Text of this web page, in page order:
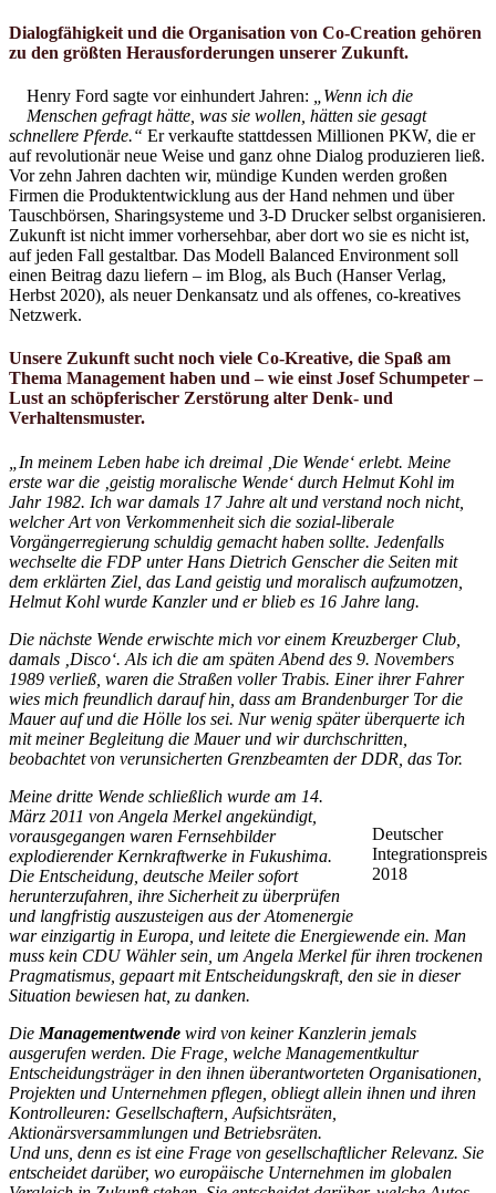
Dialogfähigkeit und die Organisation von Co-Creation gehören
zu den größten Herausforderungen unserer Zukunft.
Henry Ford sagte vor einhundert Jahren:
„Wenn ich die
Menschen gefragt hätte, was sie wollen, hätten sie gesagt
schnellere Pferde.“ Er verkaufte stattdessen Millionen PKW, die er
auf revolutionär neue Weise und ganz ohne Dialog produzieren ließ.
Vor zehn Jahren dachten wir, mündige Kunden werden großen
Firmen die Produktentwicklung aus der Hand nehmen und über
Tauschbörsen, Sharingsysteme und 3-D Drucker selbst organisieren.
Zukunft ist nicht immer vorhersehbar, aber dort wo sie es nicht ist,
auf jeden Fall gestaltbar. Das Modell Balanced Environment soll
einen Beitrag dazu liefern – im Blog, als Buch (Hanser Verlag,
Herbst 2020), als neuer Denkansatz und als offenes, co-kreatives
Netzwerk.
Unsere Zukunft sucht noch viele Co-Kreative, die Spaß am
Thema Management haben und – wie einst Josef Schumpeter –
Lust an schöpferischer Zerstörung alter Denk- und
Verhaltensmuster.
„In meinem Leben habe ich dreimal ‚Die Wende‘ erlebt. Meine
erste war die ‚geistig moralische Wende‘ durch Helmut Kohl im
Jahr 1982. Ich war damals 17 Jahre alt und verstand noch nicht,
welcher Art von Verkommenheit sich die sozial-liberale
Vorgängerregierung schuldig gemacht haben sollte. Jedenfalls
wechselte die FDP unter Hans Dietrich Genscher die Seiten mit
dem erklärten Ziel, das Land geistig und moralisch aufzumotzen,
Helmut Kohl wurde Kanzler und er blieb es 16 Jahre lang.
Die nächste Wende erwischte mich vor einem Kreuzberger Club,
damals ‚Disco‘. Als ich die am späten Abend des 9. Novembers
1989 verließ, waren die Straßen voller Trabis. Einer ihrer Fahrer
wies mich freundlich darauf hin, dass am Brandenburger Tor die
Mauer auf und die Hölle los sei. Nur wenig später überquerte ich
mit meiner Begleitung die Mauer und wir durchschritten,
beobachtet von verunsicherten Grenzbeamten der DDR, das Tor.
Deutscher
Integrationspreis
2018
Meine dritte Wende schließlich wurde am 14.
März 2011 von Angela Merkel angekündigt,
vorausgegangen waren Fernsehbilder
explodierender Kernkraftwerke in Fukushima.
Die Entscheidung, deutsche Meiler sofort
herunterzufahren, ihre Sicherheit zu überprüfen
und langfristig auszusteigen aus der Atomenergie
war einzigartig in Europa, und leitete die Energiewende ein. Man
muss kein CDU Wähler sein, um Angela Merkel für ihren trockenen
Pragmatismus, gepaart mit Entscheidungskraft, den sie in dieser
Situation bewiesen hat, zu danken.
Die Managementwende wird von keiner Kanzlerin jemals
ausgerufen werden. Die Frage, welche Managementkultur
Entscheidungsträger in den ihnen überantworteten Organisationen,
Projekten und Unternehmen pflegen, obliegt allein ihnen und ihren
Kontrolleuren: Gesellschaftern, Aufsichtsräten,
Aktionärsversammlungen und Betriebsräten.
Und uns, denn es ist eine Frage von gesellschaftlicher Relevanz. Sie
entscheidet darüber, wo europäische Unternehmen im globalen